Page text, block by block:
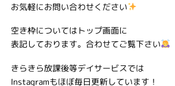
お気軽にお問い合わせください
空き枠についてはトップ画面に
表記しております。合わせてご覧下さい
きらきら放課後等デイサービスでは
Instagramもほぼ毎日更新しています！